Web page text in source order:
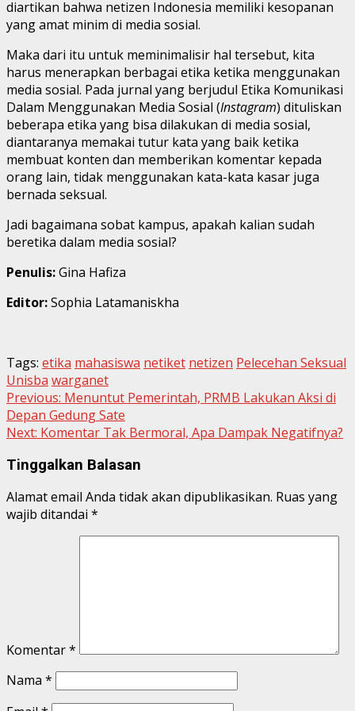
diartikan bahwa netizen Indonesia memiliki kesopanan
yang amat minim di media sosial.
Maka dari itu untuk meminimalisir hal tersebut, kita
harus menerapkan berbagai etika ketika menggunakan
media sosial. Pada jurnal yang berjudul Etika Komunikasi
Dalam Menggunakan Media Sosial (Instagram) dituliskan
beberapa etika yang bisa dilakukan di media sosial,
diantaranya memakai tutur kata yang baik ketika
membuat konten dan memberikan komentar kepada
orang lain, tidak menggunakan kata-kata kasar juga
bernada seksual.
Jadi bagaimana sobat kampus, apakah kalian sudah
beretika dalam media sosial?
Penulis:Gina Hafiza
Editor:Sophia Latamaniskha
Tags: etika mahasiswa netiket netizen Pelecehan Seksual
Unisba warganet
Continue
Reading
Previous: Menuntut Pemerintah, PRMB Lakukan Aksi di
Depan Gedung Sate
Next: Komentar Tak Bermoral, Apa Dampak Negatifnya?
Tinggalkan Balasan
Alamat email Anda tidak akan dipublikasikan. Ruas yang
wajib ditandai *
Komentar*
Nama *